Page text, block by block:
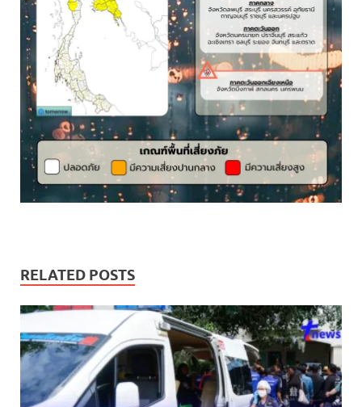
RELATED POSTS